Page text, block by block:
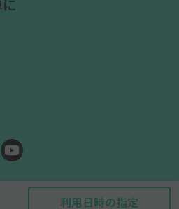
利用日時の指定
All Rights Reserved.